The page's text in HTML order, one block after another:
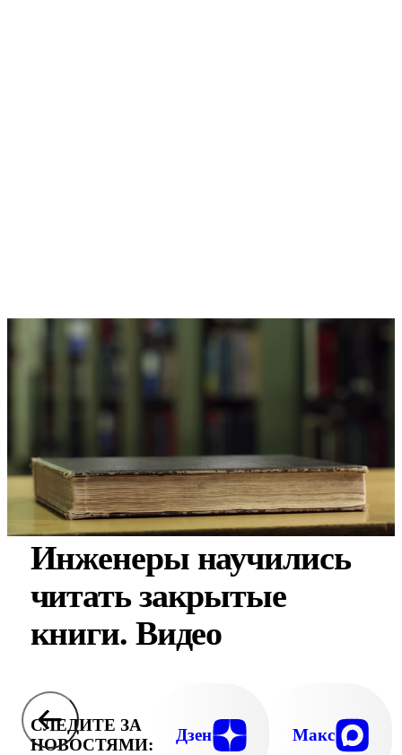
Инженеры научились
читать закрытые
книги. Видео
СЛЕДИТЕ ЗА
НОВОСТЯМИ:
Дзен Макс